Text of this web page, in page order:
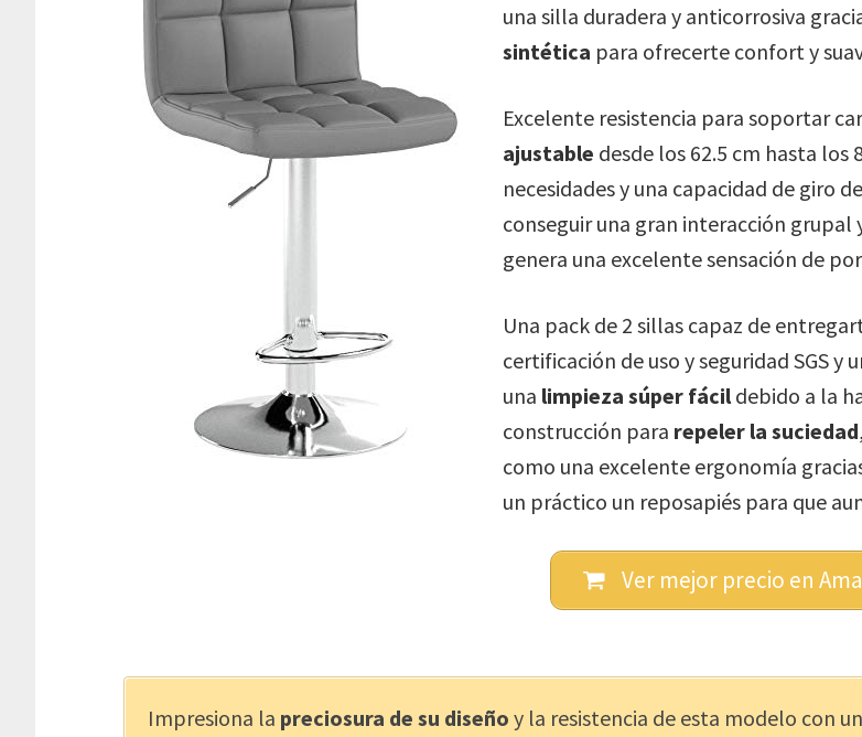
una silla duradera y anticorrosiva
sintética para ofrecerte confort y
Excelente resistencia para soportar
ajustable desde los 62.5 cm hasta
necesidades y una capacidad de giro
conseguir una gran interacción
genera una excelente sensación de
Una pack de 2 sillas capaz de
certificación de uso y seguridad SGS
una limpieza súper fácil debido a la
construcción para repeler la suciedad
como una excelente ergonomía
un práctico un reposapiés para que
Ver mejor precio en
Impresiona la preciosura de su diseño y la resistencia de esta modelo con